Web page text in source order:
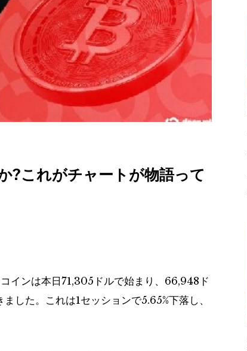
?これがチャートが物語って
インは本日71,305ドルで始まり、66,948ド
した。これは1セッションで5.65%下落し、